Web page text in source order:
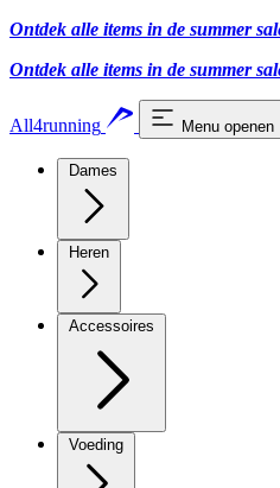
Ontdek alle items in de summer
Ontdek alle items in de summer
All4running Menu openen
Dames
Heren
Accessoires
Voeding